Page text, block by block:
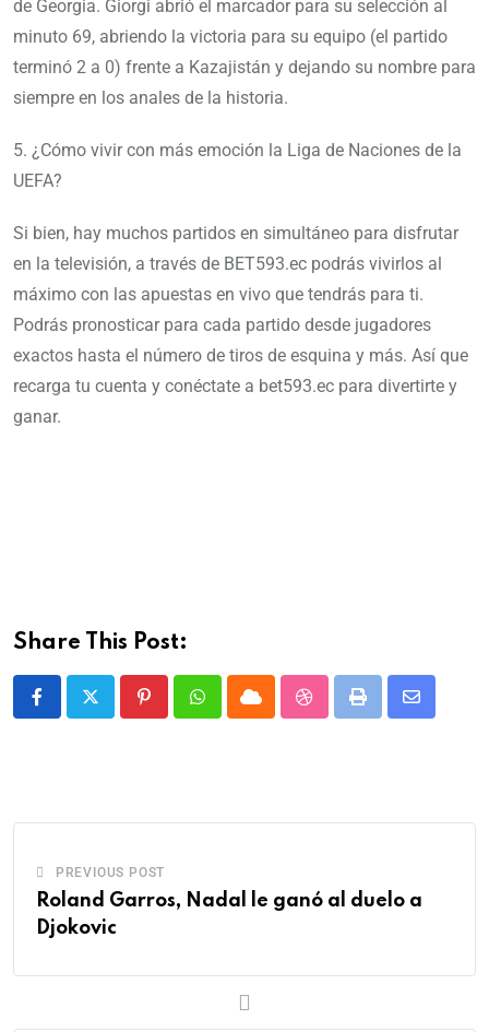
de Georgia. Giorgi abrió el marcador para su selección al
minuto 69, abriendo la victoria para su equipo (el partido
terminó 2 a 0) frente a Kazajistán y dejando su nombre para
siempre en los anales de la historia.
5. ¿Cómo vivir con más emoción la Liga de Naciones de la
UEFA?
Si bien, hay muchos partidos en simultáneo para disfrutar
en la televisión, a través de BET593.ec podrás vivirlos al
máximo con las apuestas en vivo que tendrás para ti.
Podrás pronosticar para cada partido desde jugadores
exactos hasta el número de tiros de esquina y más. Así que
recarga tu cuenta y conéctate a bet593.ec para divertirte y
ganar.
Share This Post:
PREVIOUS POST
Roland Garros, Nadal le ganó al duelo a
Djokovic